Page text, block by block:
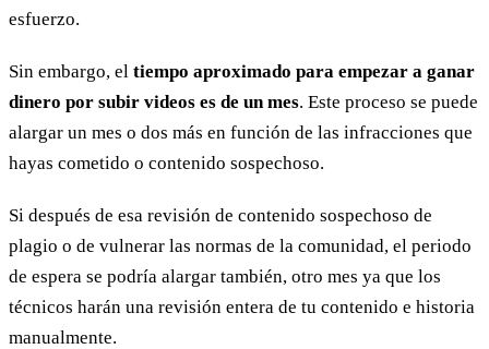
esfuerzo.
Sin embargo, el tiempo aproximado para empezar a ganar
dinero por subir videos es de un mes. Este proceso se puede
alargar un mes o dos más en función de las infracciones que
hayas cometido o contenido sospechoso.
Si después de esa revisión de contenido sospechoso de
plagio o de vulnerar las normas de la comunidad, el periodo
de espera se podría alargar también, otro mes ya que los
técnicos harán una revisión entera de tu contenido e historia
manualmente.